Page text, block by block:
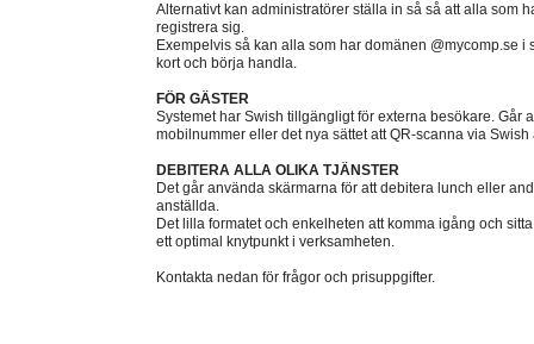
Alternativt kan administratörer ställa in så så att alla som
registrera sig.
Exempelvis så kan alla som har domänen @mycomp.se i
kort och börja handla.
FÖR GÄSTER
Systemet har Swish tillgängligt för externa besökare. Går
mobilnummer eller det nya sättet att QR-scanna via
DEBITERA ALLA OLIKA TJÄNSTER
Det går använda skärmarna för att debitera lunch eller
anställda.
Det lilla formatet och enkelheten att komma igång och
ett optimal knytpunkt i verksamheten.
Kontakta nedan för frågor och prisuppgifter.